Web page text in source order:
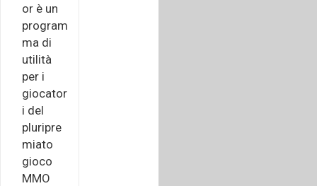
or è un
program
ma di
utilità
per i
giocator
i del
pluripre
miato
gioco
MMO